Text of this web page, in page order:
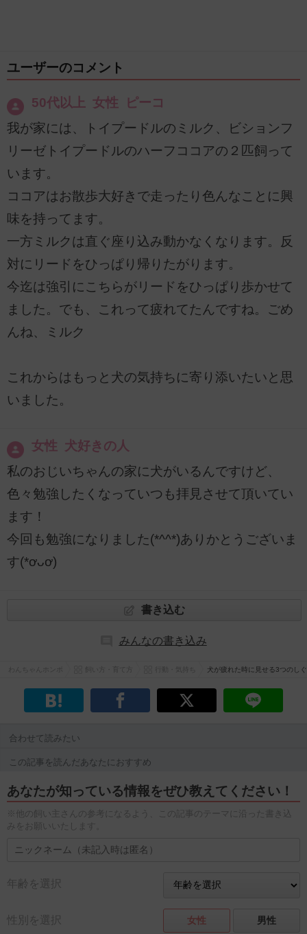
ユーザーのコメント
50代以上 女性 ピーコ
我が家には、トイプードルのミルク、ビションフ
リーゼトイプードルのハーフココアの２匹飼って
います。
ココアはお散歩大好きで走ったり色んなことに興
味を持ってます。
一方ミルクは直ぐ座り込み動かなくなります。反
対にリードをひっぱり帰りたがります。
今迄は強引にこちらがリードをひっぱり歩かせて
ました。でも、これって疲れてたんですね。ごめ
んね、ミルク
これからはもっと犬の気持ちに寄り添いたいと思
いました。
女性 犬好きの人
私のおじいちゃんの家に犬がいるんですけど、
色々勉強したくなっていつも拝見させて頂いてい
ます！
今回も勉強になりました(*^^*)ありかとうございま
す(*ơᴗơ)
書き込む
みんなの書き込み
行動・気持ち 犬が疲れた時に見せる3つのし
合わせて読みたい
この記事を読んだあなたにおすすめ
あなたが知っている情報をぜひ教えてください！
※他の飼い主さんの参考になるよう、この記事のテーマに沿った書き込
みをお願いいたします。
年齢を選択
性別を選択 女性 男性